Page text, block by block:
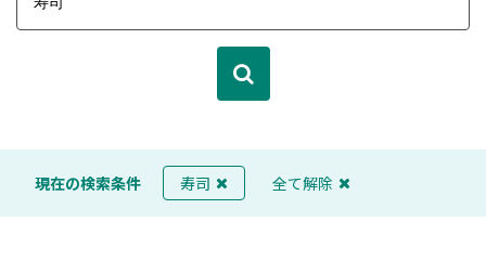
現在の検索条件 寿司 全て解除